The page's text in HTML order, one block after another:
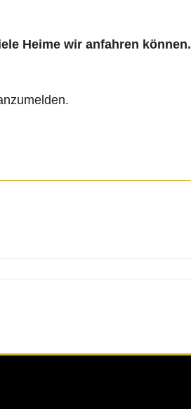
Heime wir anfahren können.